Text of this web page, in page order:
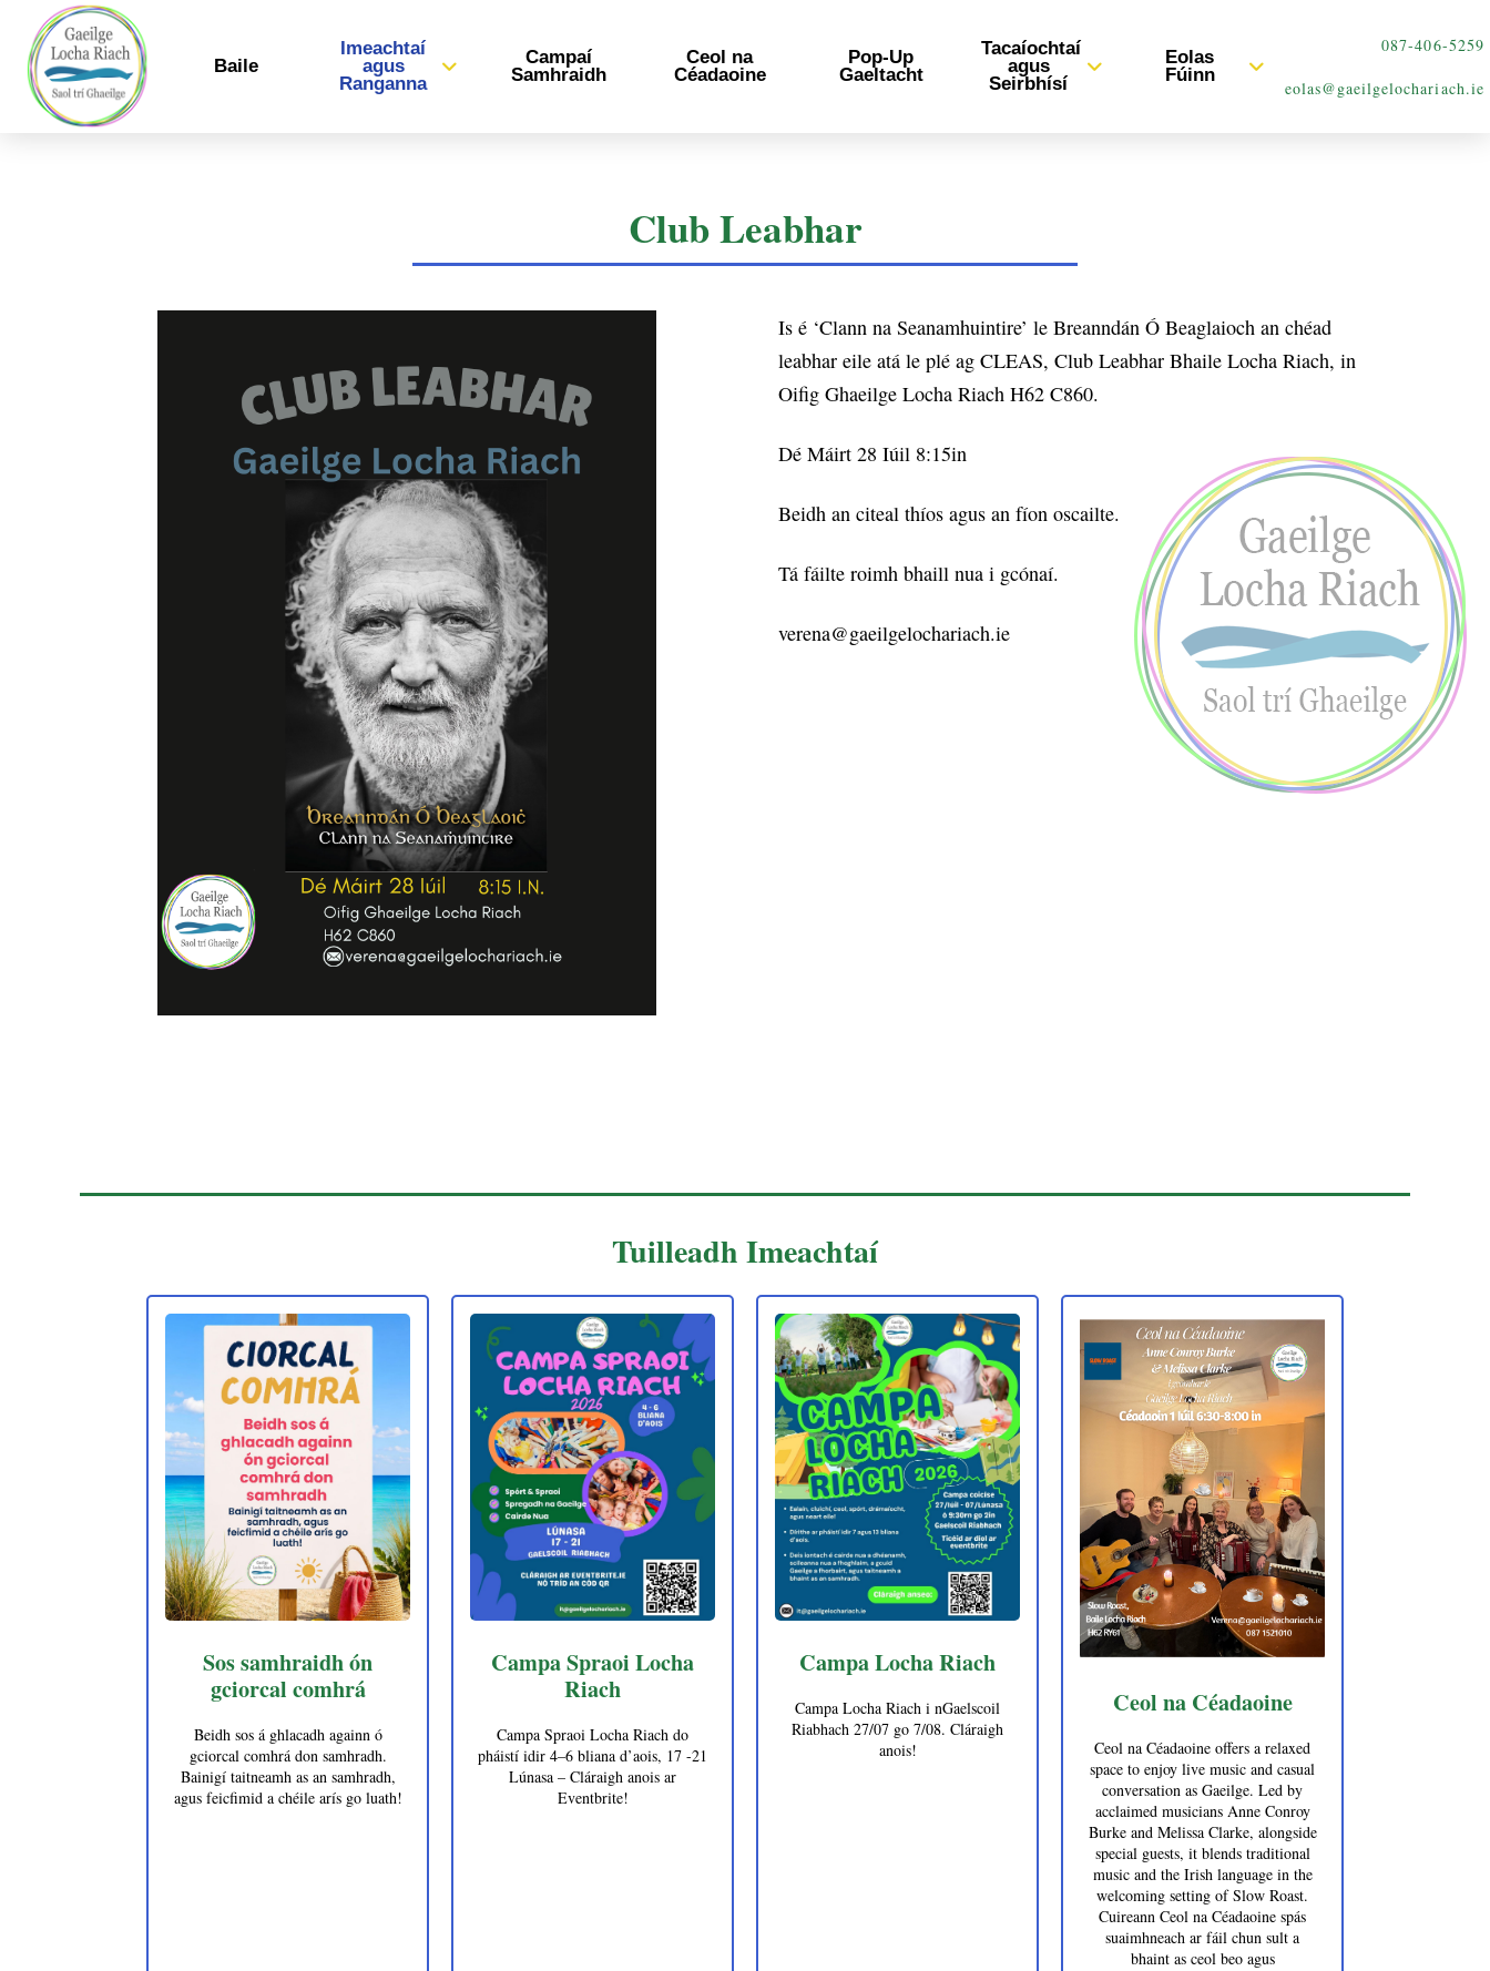
Baile
Imeachtaí
agus
Ranganna
Campaí
Samhraidh
Ceol na
Céadaoine
Pop-Up
Gaeltacht
Tacaíochtaí
agus
Seirbhísí
Eolas
Fúinn
087-406-5259
eolas@gaeilgelochariach.ie
Club Leabhar
Is é ‘Clann na Seanamhuintire’ le Breanndán Ó Beaglaioch an chéad
leabhar eile atá le plé ag CLEAS, Club Leabhar Bhaile Locha Riach, in
Oifig Ghaeilge Locha Riach H62 C860.
Dé Máirt 28 Iúil 8:15in
Beidh an citeal thíos agus an fíon oscailte.
Tá fáilte roimh bhaill nua i gcónaí.
verena@gaeilgelochariach.ie
Tuilleadh Imeachtaí
Sos samhraidh ón
gciorcal comhrá
Beidh sos á ghlacadh againn ó
gciorcal comhrá don samhradh.
Bainigí taitneamh as an samhradh,
agus feicfimid a chéile arís go luath!
Campa Spraoi Locha
Riach
Campa Spraoi Locha Riach do
pháistí idir 4–6 bliana d’aois, 17 -21
Lúnasa – Cláraigh anois ar
Eventbrite!
Campa Locha Riach
Campa Locha Riach i nGaelscoil
Riabhach 27/07 go 7/08. Cláraigh
anois!
Ceol na Céadaoine
Ceol na Céadaoine offers a relaxed
space to enjoy live music and casual
conversation as Gaeilge. Led by
acclaimed musicians Anne Conroy
Burke and Melissa Clarke, alongside
special guests, it blends traditional
music and the Irish language in the
welcoming setting of Slow Roast.
Cuireann Ceol na Céadaoine spás
suaimhneach ar fáil chun sult a
bhaint as ceol beo agus